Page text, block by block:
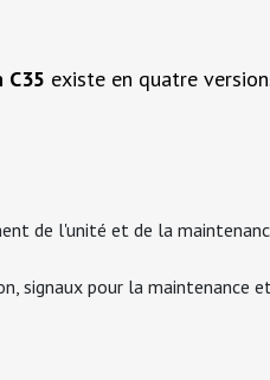
existe en quatre
de l'unité et de la
signaux pour la maintenance